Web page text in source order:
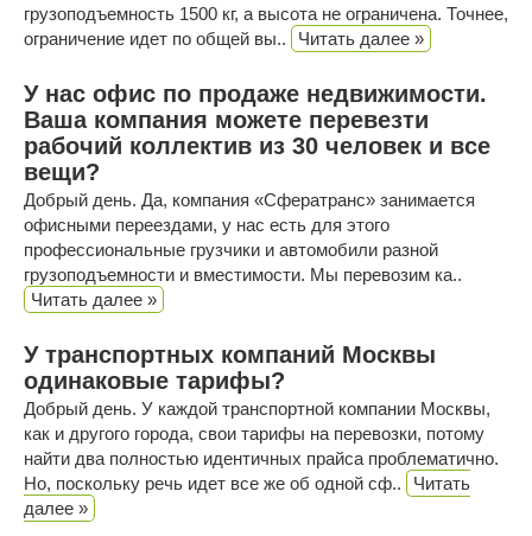
грузоподъемность 1500 кг, а высота не ограничена. Точнее,
ограничение идет по общей вы..
Читать далее »
У нас офис по продаже недвижимости.
Ваша компания можете перевезти
рабочий коллектив из 30 человек и все
вещи?
Добрый день. Да, компания «Сфератранс» занимается
офисными переездами, у нас есть для этого
профессиональные грузчики и автомобили разной
грузоподъемности и вместимости. Мы перевозим ка..
Читать далее »
У транспортных компаний Москвы
одинаковые тарифы?
Добрый день. У каждой транспортной компании Москвы,
как и другого города, свои тарифы на перевозки, потому
найти два полностью идентичных прайса проблематично.
Но, поскольку речь идет все же об одной сф..
Читать
далее »